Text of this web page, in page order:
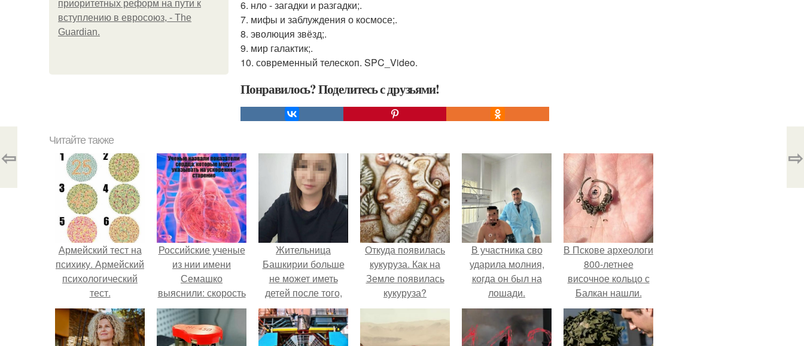
приоритетных реформ на пути к
вступлению в евросоюз, - The
Guardian.
6. нло - загадки и разгадки;.
7. мифы и заблуждения о космосе;.
8. эволюция звёзд;.
9. мир галактик;.
10. современный телескоп. SPC_Video.
Понравилось? Поделитесь с друзьями!
⇦ ⇨
Читайте также
Армейский тест на
психику. Армейский
психологический
тест.
Российские ученые
из нии имени
Семашко
выяснили: скорость
старения напрямую
зависит от
состояния сосудов
Жительница
Башкирии больше
не может иметь
детей после того,
как медики сделали
ей аборт на шестом
месяце
Откуда появилась
кукуруза. Как на
Земле появилась
кукуруза?
В участника сво
ударила молния,
когда он был на
лошади.
В Пскове археологи
800-летнее
височное кольцо с
Балкан нашли.